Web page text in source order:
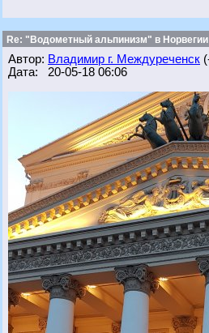
Re: "Водометный альпинизм" в Норвегии
Автор: Владимир г. Междуреченск
Дата: 20-05-18 06:06